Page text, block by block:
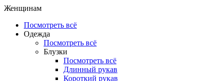
Женщинам
Посмотреть всё
Одежда
Посмотреть всё
Блузки
Посмотреть всё
Длинный рукав
Короткий рукав